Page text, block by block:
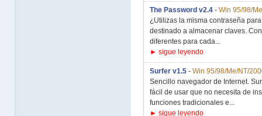
The Password v2.4 - Win 95/98/
¿Utilizas la misma contraseña
destinado a almacenar claves.
diferentes para cada...
► sigue leyendo
Surfer v1.5 - Win 95/98/Me/NT/
Sencillo navegador de Internet.
fácil de usar que no necesita de
funciones tradicionales e...
► sigue leyendo